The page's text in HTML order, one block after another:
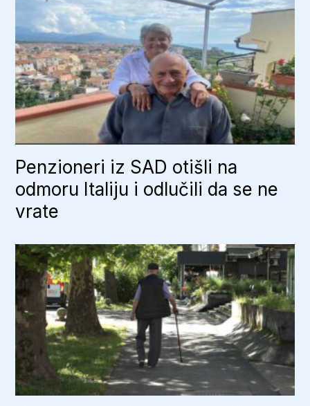
Penzioneri iz SAD otišli na
odmoru Italiju i odlučili da se ne
vrate